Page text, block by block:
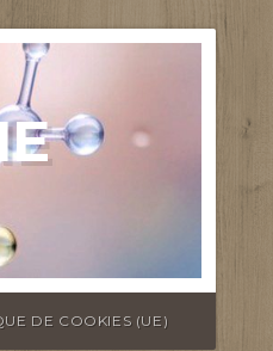
DE COOKIES (UE)